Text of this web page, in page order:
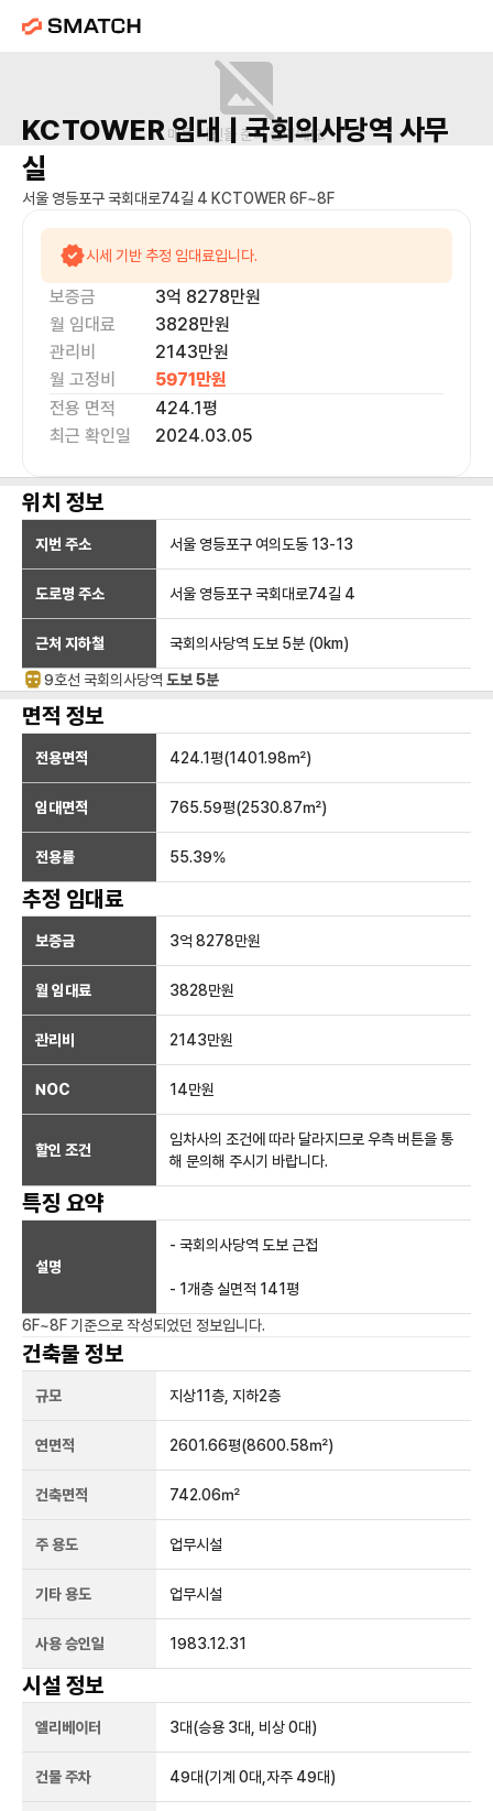
매물 사진을 준비 중이에요.
KCTOWER임대 | 국회의사당역 사무
실
서울 영등포구 국회대로74길 4 KCTOWER 6F~8F
시세 기반 추정 임대료입니다.
보증금 3억 8278만원
월 임대료
3828만원
관리비
2143만원
월 고정비
5971만원
전용 면적
424.1평
최근 확인일
2024.03.05
위치 정보
지번 주소 서울 영등포구 여의도동 13-13
도로명 주소 서울 영등포구 국회대로74길 4
근처 지하철 국회의사당역 도보 5분 (0km)
9호선 국회의사당역 도보 5분
면적 정보
전용면적 424.1평(1401.98㎡)
임대면적 765.59평(2530.87㎡)
전용률 55.39%
추정 임대료
보증금 3억 8278만원
월 임대료 3828만원
관리비 2143만원
NOC 14만원
할인 조건
임차사의 조건에 따라 달라지므로 우측 버튼을 통
해 문의해 주시기 바랍니다.
특징 요약
설명
- 국회의사당역 도보 근접
- 1개층 실면적 141평
6F~8F 기준으로 작성되었던 정보입니다.
건축물 정보
규모 지상11층, 지하2층
연면적 2601.66평(8600.58㎡)
건축면적 742.06㎡
주 용도 업무시설
기타 용도 업무시설
사용 승인일 1983.12.31
시설 정보
엘리베이터 3대(승용 3대, 비상 0대)
건물 주차 49대(기계 0대,자주 49대)